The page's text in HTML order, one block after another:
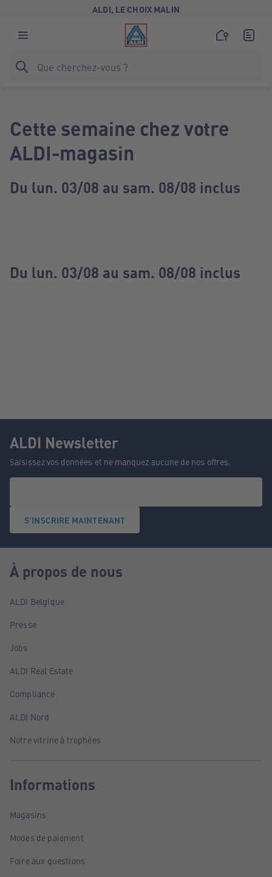
ALDI, LE CHOIX MALIN
Cette semaine chez votre
ALDI-magasin
Du lun. 03/08 au sam. 08/08 inclus
Du lun. 03/08 au sam. 08/08 inclus
ALDI Newsletter
Saisissez vos données et ne manquez aucune de nos offres.
S'INSCRIRE MAINTENANT
À propos de nous
ALDI Belgique
Presse
Jobs
ALDI Real Estate
Compliance
ALDI Nord
Notre vitrine à trophées
Informations
Magasins
Modes de paiement
Foire aux questions